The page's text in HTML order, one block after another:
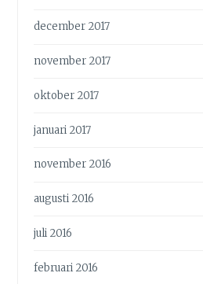
december 2017
november 2017
oktober 2017
januari 2017
november 2016
augusti 2016
juli 2016
februari 2016